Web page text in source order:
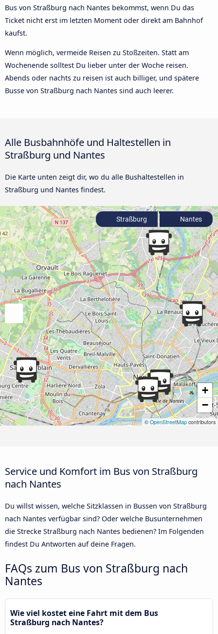
Bus von Straßburg nach Nantes bekommst, wenn Du das
Ticket nicht erst im letzten Moment oder direkt am Bahnhof
kaufst.
Wenn möglich, vermeide Reisen zu Stoßzeiten. Statt am
Wochenende solltest Du lieber unter der Woche reisen.
Abends oder nachts zu reisen ist auch billiger, und spätere
Busse von Straßburg nach Nantes sind auch leerer.
Alle Busbahnhöfe und Haltestellen in
Straßburg und Nantes
Die Karte unten zeigt dir, wo du alle Bushaltestellen in
Straßburg und Nantes findest.
+
−
© OpenStreetMap contributors
Straßburg Nantes
Service und Komfort im Bus von Straßburg
nach Nantes
Du willst wissen, welche Sitzklassen in Bussen von Straßburg
nach Nantes verfügbar sind? Oder welche Busunternehmen
die Strecke Straßburg nach Nantes bedienen? Im Folgenden
findest Du Antworten auf deine Fragen.
FAQs zum Bus von Straßburg nach
Nantes
Wie viel kostet eine Fahrt mit dem Bus
Straßburg nach Nantes?